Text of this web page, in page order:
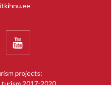

projects:
turism 2017-2020